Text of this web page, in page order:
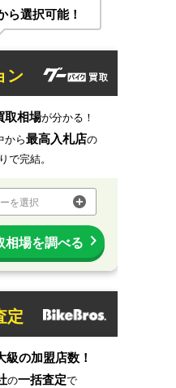
ら選択可能！
ン
取相場が分かる！
から最高入札店の
で完結。
を選択
相場を調べる
定
級の加盟店数！
の一括査定で